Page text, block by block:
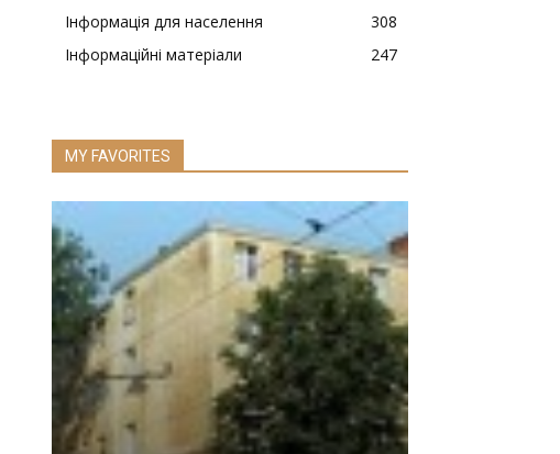
Інформація для населення
308
Інформаційні матеріали
247
MY FAVORITES